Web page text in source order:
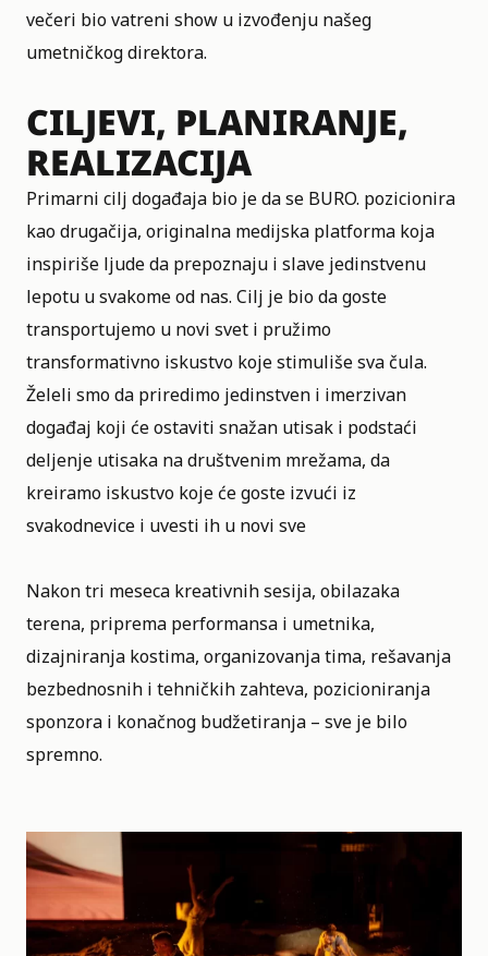
večeri bio vatreni show u izvođenju našeg
umetničkog direktora.
CILJEVI, PLANIRANJE,
REALIZACIJA
Primarni cilj događaja bio je da se BURO. pozicionira
kao drugačija, originalna medijska platforma koja
inspiriše ljude da prepoznaju i slave jedinstvenu
lepotu u svakome od nas. Cilj je bio da goste
transportujemo u novi svet i pružimo
transformativno iskustvo koje stimuliše sva čula.
Želeli smo da priredimo jedinstven i imerzivan
događaj koji će ostaviti snažan utisak i podstaći
deljenje utisaka na društvenim mrežama, da
kreiramo iskustvo koje će goste izvući iz
svakodnevice i uvesti ih u novi sve
Nakon tri meseca kreativnih sesija, obilazaka
terena, priprema performansa i umetnika,
dizajniranja kostima, organizovanja tima, rešavanja
bezbednosnih i tehničkih zahteva, pozicioniranja
sponzora i konačnog budžetiranja – sve je bilo
spremno.